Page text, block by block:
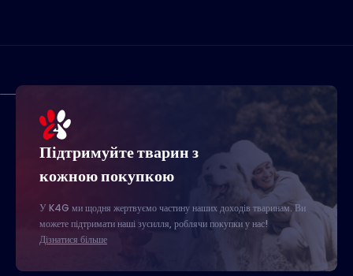
Підтримуйте тварин з
кожною покупкою
У K4G ми щодня жертвуємо частину наших доходів тваринам. Ви
можете підтримати наші зусилля, роблячи покупки у нас!
Дізнатися більше